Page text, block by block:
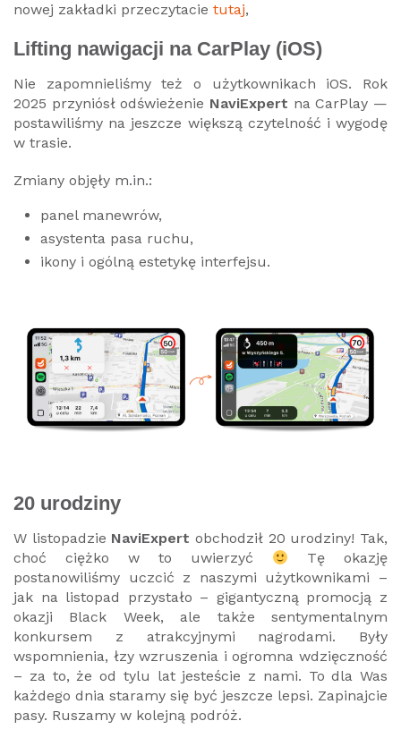
nowej zakładki przeczytacie tutaj,
Lifting nawigacji na CarPlay (iOS)
Nie zapomnieliśmy też o użytkownikach iOS. Rok
2025 przyniósł odświeżenie NaviExpert na CarPlay —
postawiliśmy na jeszcze większą czytelność i wygodę
w trasie.
Zmiany objęły m.in.:
panel manewrów,
asystenta pasa ruchu,
ikony i ogólną estetykę interfejsu.
20 urodziny
W listopadzie NaviExpert obchodził 20 urodziny! Tak,
choć ciężko w to uwierzyć
Tę okazję
postanowiliśmy uczcić z naszymi użytkownikami –
jak na listopad przystało – gigantyczną promocją z
okazji Black Week, ale także sentymentalnym
konkursem z atrakcyjnymi nagrodami. Były
wspomnienia, łzy wzruszenia i ogromna wdzięczność
– za to, że od tylu lat jesteście z nami. To dla Was
każdego dnia staramy się być jeszcze lepsi. Zapinajcie
pasy. Ruszamy w kolejną podróż.